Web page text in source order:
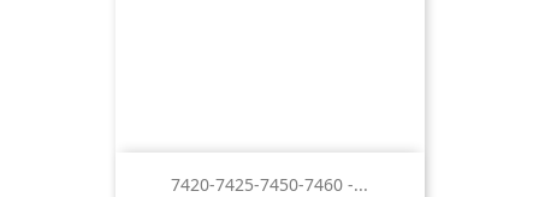
7420-7425-7450-7460 -...